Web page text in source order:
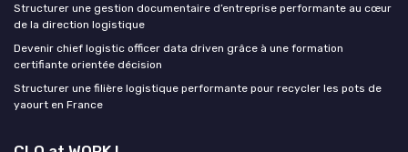
Structurer une gestion documentaire d’entreprise performante au cœur
de la direction logistique
Devenir chief logistic officer data driven grâce à une formation
certifiante orientée décision
Structurer une filière logistique performante pour recycler les pots de
yaourt en France